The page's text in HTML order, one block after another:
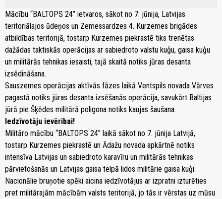
Mācību “BALTOPS 24” ietvaros, sākot no 7. jūnija, Latvijas
teritoriālajos ūdeņos un Zemessardzes 4. Kurzemes brigādes
atbildības teritorijā, tostarp Kurzemes piekrastē tiks trenētas
dažādas taktiskās operācijas ar sabiedroto valstu kuģu, gaisa kuģu
un militārās tehnikas iesaisti, tajā skaitā notiks jūras desanta
izsēdināšana.
Sauszemes operācijas aktīvās fāzes laikā Ventspils novada Vārves
pagastā notiks jūras desanta izsēšanās operācija, savukārt Baltijas
jūrā pie Šķēdes militārā poligona notiks kaujas šaušana.
Iedzīvotāju ievērībai!
Militāro mācību “BALTOPS 24” laikā sākot no 7. jūnija Latvijā,
tostarp Kurzemes piekrastē un Ādažu novada apkārtnē notiks
intensīva Latvijas un sabiedroto karavīru un militārās tehnikas
pārvietošanās un Latvijas gaisa telpā lidos militārie gaisa kuģi.
Nacionālie bruņotie spēki aicina iedzīvotājus ar izpratni izturēties
pret militārajām mācībām valsts teritorijā, jo tās ir vērstas uz mūsu